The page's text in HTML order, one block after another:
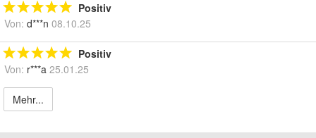
Positiv
Von: d***n 08.10.25
Positiv
Von: r***a 25.01.25
Mehr...